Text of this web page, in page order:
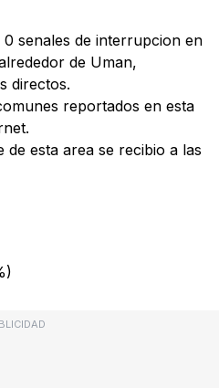
senales de interrupcion en
de Uman,
directos.
reportados en esta
de esta area se recibio a las